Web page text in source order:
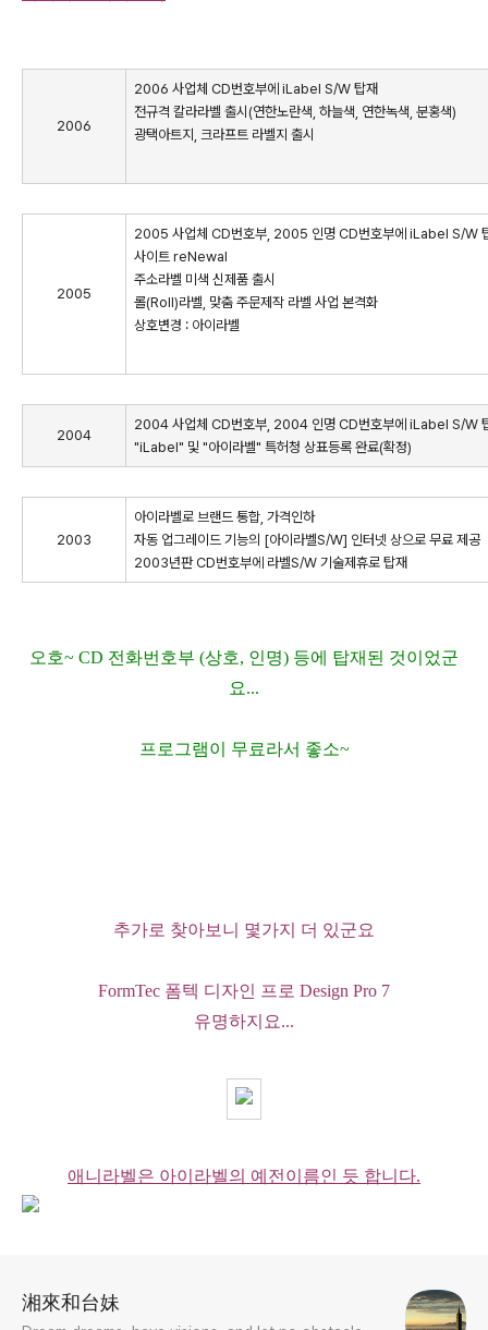
2006
2006 사업체 CD번호부에 iLabel S/W 탑재
전규격 칼라라벨 출시(연한노란색, 하늘색, 연한녹색, 분홍색)
광택아트지, 크라프트 라벨지 출시
2005
2005 사업체 CD번호부, 2005 인명 CD번호부에 iLabel S/W
사이트 reNewal
주소라벨 미색 신제품 출시
롤(Roll)라벨, 맞춤 주문제작 라벨 사업 본격화
상호변경 : 아이라벨
2004
2004 사업체 CD번호부, 2004 인명 CD번호부에 iLabel S/W
"iLabel" 및 "아이라벨" 특허청 상표등록 완료(확정)
2003
아이라벨로 브랜드 통합, 가격인하
자동 업그레이드 기능의 [아이라벨S/W] 인터넷 상으로 무료 제공
2003년판 CD번호부에 라벨S/W 기술제휴로 탑재
오호~ CD 전화번호부 (상호, 인명) 등에 탑재된 것이었군
요...
프로그램이 무료라서 좋소~
추가로 찾아보니 몇가지 더 있군요
FormTec 폼텍 디자인 프로 Design Pro 7
유명하지요...
애니라벨은 아이라벨의 예전이름인 듯 합니다.
湘來和台妹